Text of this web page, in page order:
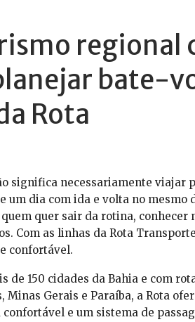
bate-
Rota
significa necessariamente viajar
um dia com ida e volta no mesmo
quer sair da rotina, conhecer
Com as linhas da Rota
confortável.
de 150 cidades da Bahia e com
Minas Gerais e Paraíba, a Rota
e um sistema de